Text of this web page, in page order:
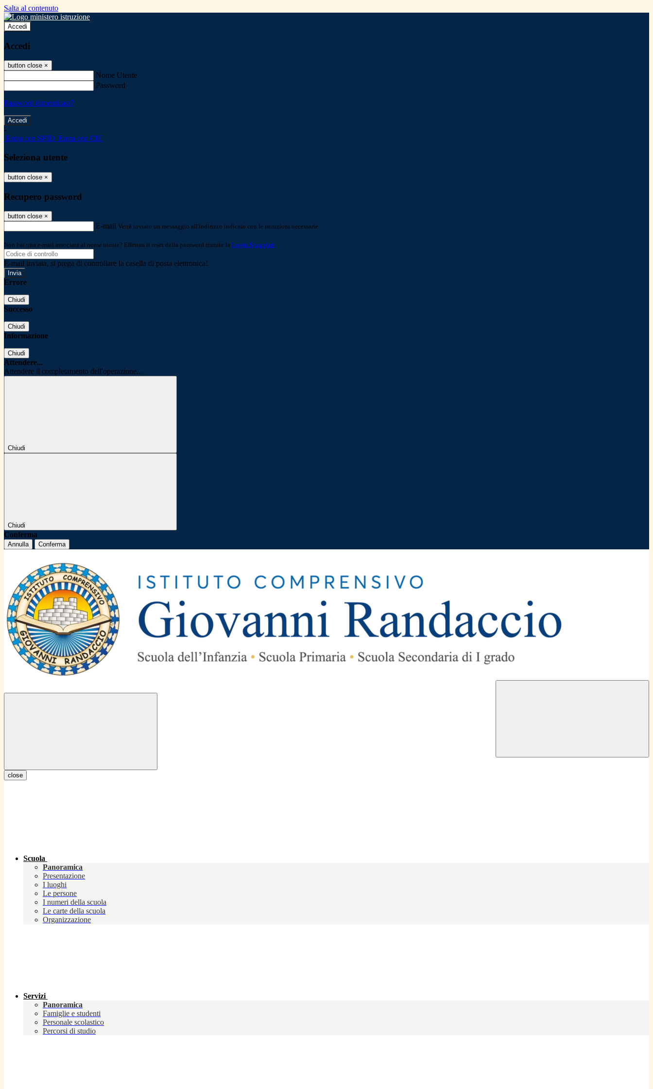
Salta al contenuto
Accedi
Accedi
button close ×
Nome Utente
Password
Password dimenticata?
-
Entra con SPID Entra con CIE
Seleziona utente
button close ×
Recupero password
button close ×
E-mail Verrà inviato un messaggio all'indirizzo indicato con le istruzioni necessarie.
Non hai una e-mail associata al nome utente? Effettua il reset della password tramite la Login Spaggiari
E-mail inviata, si prega di controllare la casella di posta elettronica!
Errore
Chiudi
Successo
Chiudi
Informazione
Chiudi
Attendere...
Attendere il completamento dell'operazione...
Chiudi
Chiudi
Conferma
Annulla Conferma
close
Scuola
Panoramica
Presentazione
I luoghi
Le persone
I numeri della scuola
Le carte della scuola
Organizzazione
Servizi
Panoramica
Famiglie e studenti
Personale scolastico
Percorsi di studio